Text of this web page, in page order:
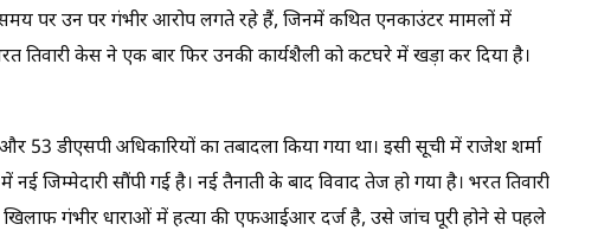
पर उन पर गंभीर आरोप लगते रहे हैं, जिनमें कथित एनकाउंटर मामलों में
तिवारी केस ने एक बार फिर उनकी कार्यशैली को कटघरे में खड़ा कर दिया है।
53 डीएसपी अधिकारियों का तबादला किया गया था। इसी सूची में राजेश शर्मा
नई जिम्मेदारी सौंपी गई है। नई तैनाती के बाद विवाद तेज हो गया है। भरत तिवारी
खिलाफ गंभीर धाराओं में हत्या की एफआईआर दर्ज है, उसे जांच पूरी होने से पहले